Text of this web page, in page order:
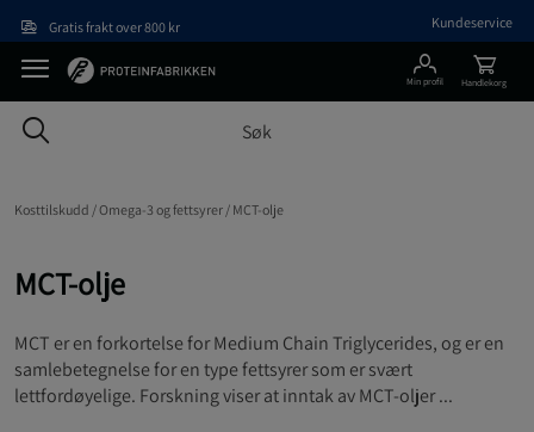
Gratis frakt over 800 kr Kundeservice
Min profil Handlekorg
Kosttilskudd /Omega-3 og fettsyrer / MCT-olje
MCT-olje
MCT er en forkortelse for Medium Chain Triglycerides, og er en
samlebetegnelse for en type fettsyrer som er svært
lettfordøyelige. Forskning viser at inntak av MCT-oljer ...